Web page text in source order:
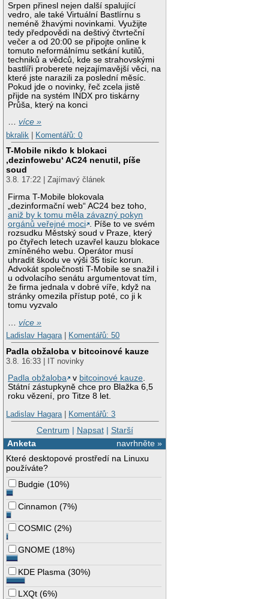
Srpen přinesl nejen další spalující
vedro, ale také Virtuální Bastlírnu s
neméně žhavými novinkami. Využijte
tedy předpovědi na deštivý čtvrteční
večer a od 20:00 se připojte online k
tomuto neformálnímu setkání kutilů,
techniků a vědců, kde se strahovskými
bastlíři proberete nejzajímavější věci, na
které jste narazili za poslední měsíc.
Pokud jde o novinky, řeč zcela jistě
přijde na systém INDX pro tiskárny
Průša, který na konci
…více »
bkralik | Komentářů: 0
T-Mobile nikdo k blokaci
‚dezinfowebu‘ AC24 nenutil, píše
soud
3.8. 17:22 | Zajímavý článek
Firma T-Mobile blokovala
„dezinformační web“ AC24 bez toho,
aniž by k tomu měla závazný pokyn
orgánů veřejné moci
. Píše to ve svém
rozsudku Městský soud v Praze, který
po čtyřech letech uzavřel kauzu blokace
zmíněného webu. Operátor musí
uhradit škodu ve výši 35 tisíc korun.
Advokát společnosti T-Mobile se snažil i
u odvolacího senátu argumentovat tím,
že firma jednala v dobré víře, když na
stránky omezila přístup poté, co ji k
tomu vyzvalo
…více »
Ladislav Hagara| Komentářů: 50
Padla obžaloba v bitcoinové kauze
3.8. 16:33 | IT novinky
Padla obžaloba
v bitcoinové kauze.
Státní zástupkyně chce pro Blažka 6,5
roku vězení, pro Titze 8 let.
Ladislav Hagara| Komentářů: 3
Centrum | Napsat| Starší
navrhněte »
Anketa
Které desktopové prostředí na Linuxu
používáte?
Budgie (10%)
Cinnamon (7%)
COSMIC (2%)
GNOME (18%)
KDE Plasma (30%)
LXQt (6%)